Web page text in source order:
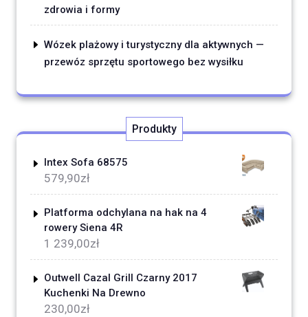
zdrowia i formy
Wózek plażowy i turystyczny dla aktywnych —
przewóz sprzętu sportowego bez wysiłku
Produkty
Intex Sofa 68575
579,90zł
Platforma odchylana na hak na 4
rowery Siena 4R
1 239,00zł
Outwell Cazal Grill Czarny 2017
Kuchenki Na Drewno
230,00zł